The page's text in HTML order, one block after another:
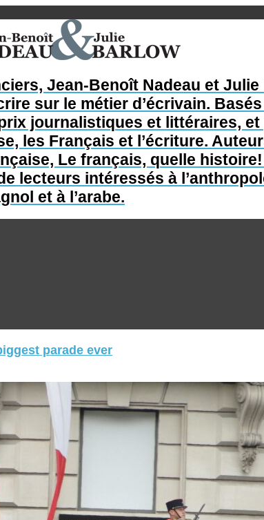
Jean-Benoît Nadeau et
sur le métier d’écrivain.
journalistiques et littéraires,
les Français et l’écriture.
Le français, quelle
lecteurs intéressés à
et à l’arabe.
parade ever